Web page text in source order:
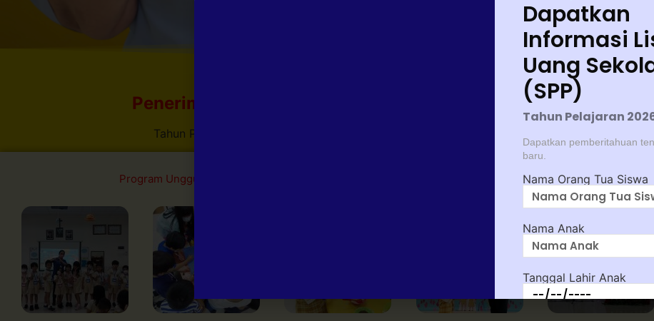
Penerimaan Siswa Baru
Tahun Pelajaran 2026 / 2027
Program Unggulan Berita & Kegiatan
Dapatkan
Informasi
Uang
(SPP)
Tahun Pelajaran
Dapatkan pemberitahuan
baru.
Nama Orang Tua Siswa
Nama Anak
Tanggal Lahir Anak